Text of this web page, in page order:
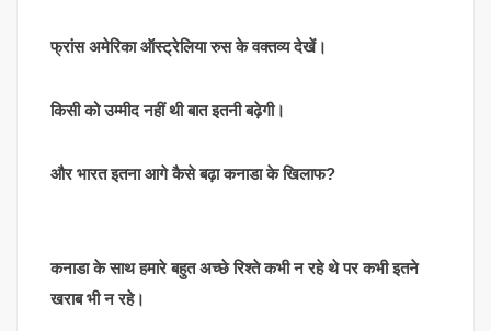
फ्रांस अमेरिका ऑस्ट्रेलिया रुस के वक्तव्य देखें।
किसी को उम्मीद नहीं थी बात इतनी बढ़ेगी।
और भारत इतना आगे कैसे बढ़ा कनाडा के खिलाफ?
कनाडा के साथ हमारे बहुत अच्छे रिश्ते कभी न रहे थे पर कभी इतने
खराब भी न रहे।